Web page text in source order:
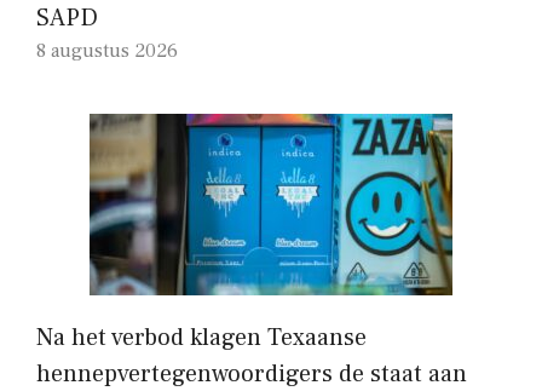
SAPD
8 augustus 2026
Na het verbod klagen Texaanse
hennepvertegenwoordigers de staat aan